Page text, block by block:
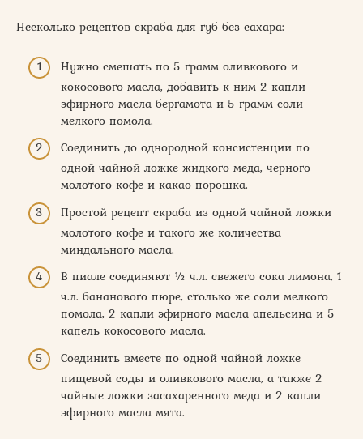
Несколько рецептов скраба для губ без сахара:
Нужно смешать по 5 грамм оливкового и
кокосового масла, добавить к ним 2 капли
эфирного масла бергамота и 5 грамм соли
мелкого помола.
Соединить до однородной консистенции по
одной чайной ложке жидкого меда, черного
молотого кофе и какао порошка.
Простой рецепт скраба из одной чайной ложки
молотого кофе и такого же количества
миндального масла.
В пиале соединяют ½ ч.л. свежего сока лимона, 1
ч.л. бананового пюре, столько же соли мелкого
помола, 2 капли эфирного масла апельсина и 5
капель кокосового масла.
Соединить вместе по одной чайной ложке
пищевой соды и оливкового масла, а также 2
чайные ложки засахаренного меда и 2 капли
эфирного масла мята.